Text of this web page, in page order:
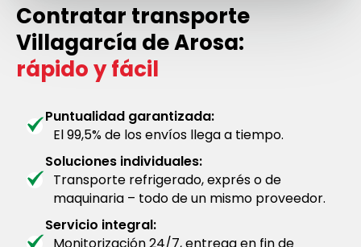
Contratar transporte
Villagarcía de Arosa:
rápido y fácil
Puntualidad garantizada:
El 99,5% de los envíos llega a tiempo.
Soluciones individuales:
Transporte refrigerado, exprés o de
maquinaria – todo de un mismo proveedor.
Servicio integral:
Monitorización 24/7, entrega en fin de